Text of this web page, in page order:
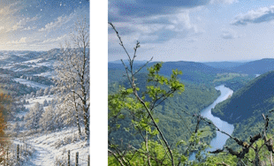
colonnes
les colonnes affichées